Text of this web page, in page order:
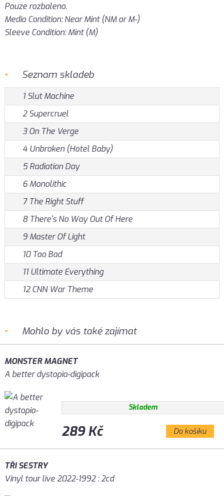
Pouze rozbaleno.
Media Condition: Near Mint (NM or M-)
Sleeve Condition: Mint (M)
Seznam skladeb
1 Slut Machine
2 Supercruel
3 On The Verge
4 Unbroken (Hotel Baby)
5 Radiation Day
6 Monolithic
7 The Right Stuff
8 There's No Way Out Of Here
9 Master Of Light
10 Too Bad
11 Ultimate Everything
12 CNN War Theme
Mohlo by vás také zajímat
MONSTER MAGNET
A better dystopia-digipack
Skladem
289 Kč Do košíku
TŘI SESTRY
Vinyl tour live 2022-1992 : 2cd